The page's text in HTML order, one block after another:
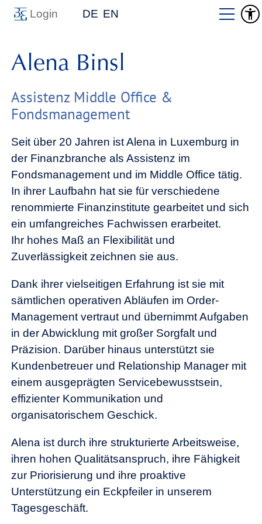
Login DE EN
Alena Binsl
Assistenz Middle Office &
Fondsmanagement
Seit über 20 Jahren ist Alena in Luxemburg in
der Finanzbranche als Assistenz im
Fondsmanagement und im Middle Office tätig.
In ihrer Laufbahn hat sie für verschiedene
renommierte Finanzinstitute gearbeitet und sich
ein umfangreiches Fachwissen erarbeitet.
Ihr hohes Maß an Flexibilität und
Zuverlässigkeit zeichnen sie aus.
Dank ihrer vielseitigen Erfahrung ist sie mit
sämtlichen operativen Abläufen im Order-
Management vertraut und übernimmt Aufgaben
in der Abwicklung mit großer Sorgfalt und
Präzision. Darüber hinaus unterstützt sie
Kundenbetreuer und Relationship Manager mit
einem ausgeprägten Servicebewusstsein,
effizienter Kommunikation und
organisatorischem Geschick.
Alena ist durch ihre strukturierte Arbeitsweise,
ihren hohen Qualitätsanspruch, ihre Fähigkeit
zur Priorisierung und ihre proaktive
Unterstützung ein Eckpfeiler in unserem
Tagesgeschäft.